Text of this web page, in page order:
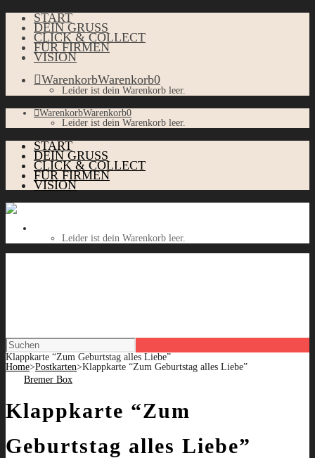
START
DEIN GRUSS
CLICK & COLLECT
FÜR FIRMEN
VISION
WarenkorbWarenkorb0
Leider ist dein Warenkorb leer.
WarenkorbWarenkorb0
Leider ist dein Warenkorb leer.
START
DEIN GRUSS
CLICK & COLLECT
FÜR FIRMEN
VISION
Leider ist dein Warenkorb leer.
Klappkarte “Zum Geburtstag alles Liebe”
Home>Postkarten>Klappkarte “Zum Geburtstag alles Liebe”
Klappkarte “Zum
Geburtstag alles Liebe”